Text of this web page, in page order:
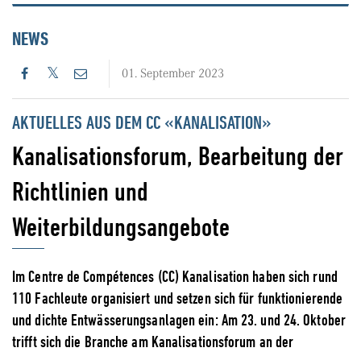
NEWS
01. September 2023
AKTUELLES AUS DEM CC «KANALISATION»
Kanalisationsforum, Bearbeitung der
Richtlinien und
Weiterbildungsangebote
Im Centre de Compétences (CC) Kanalisation haben sich rund
110 Fachleute organisiert und setzen sich für funktionierende
und dichte Entwässerungsanlagen ein: Am 23. und 24. Oktober
trifft sich die Branche am Kanalisationsforum an der